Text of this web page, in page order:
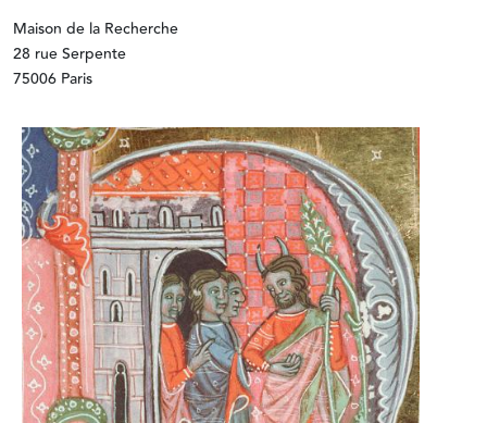
Maison de la Recherche
28 rue Serpente
75006 Paris